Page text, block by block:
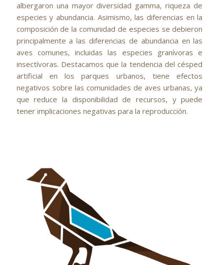
albergaron una mayor diversidad gamma, riqueza de
especies y abundancia. Asimismo, las diferencias en la
composición de la comunidad de especies se debieron
principalmente a las diferencias de abundancia en las
aves comunes, incluidas las especies granívoras e
insectívoras. Destacamos que la tendencia del césped
artificial en los parques urbanos, tiene efectos
negativos sobre las comunidades de aves urbanas, ya
que reduce la disponibilidad de recursos, y puede
tener implicaciones negativas para la reproducción.